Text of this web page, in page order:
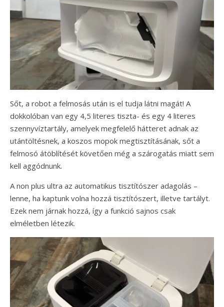
Sőt, a robot a felmosás után is el tudja látni magát! A
dokkolóban van egy 4,5 literes tiszta- és egy 4 literes
szennyvíztartály, amelyek megfelelő hátteret adnak az
utántöltésnek, a koszos mopok megtisztításának, sőt a
felmosó átöblítését követően még a szárogatás miatt sem
kell aggódnunk.
A non plus ultra az automatikus tisztítószer adagolás –
lenne, ha kaptunk volna hozzá tisztítószert, illetve tartályt.
Ezek nem járnak hozzá, így a funkció sajnos csak
elméletben létezik.